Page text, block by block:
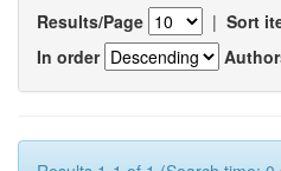
Results/Page | Sort
In order